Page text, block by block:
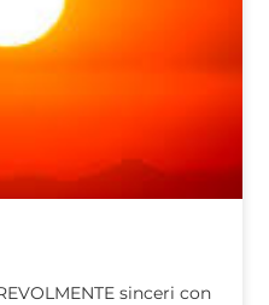
sinceri con